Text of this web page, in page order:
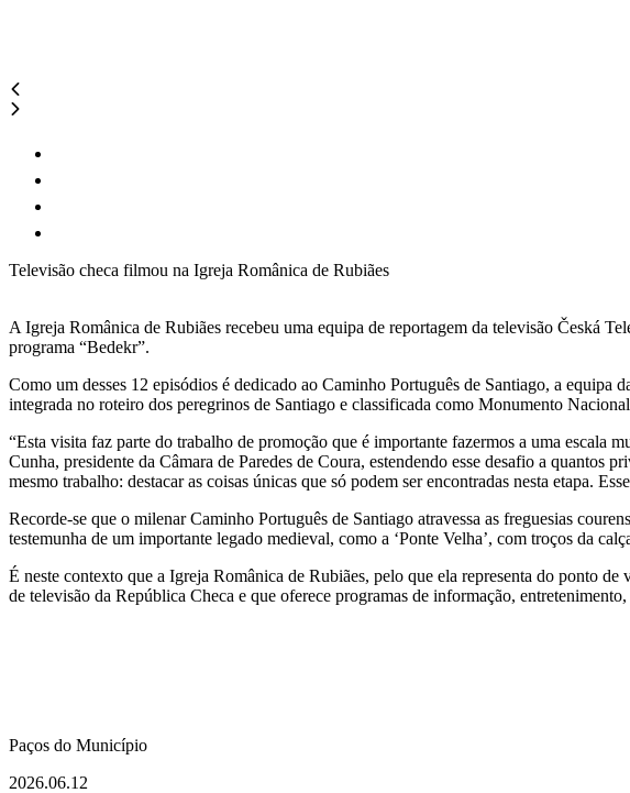
Televisão checa filmou na Igreja Românica de Rubiães
A Igreja Românica de Rubiães recebeu uma equipa de reportagem da televisão Česká
programa “Bedekr”.
Como um desses 12 episódios é dedicado ao Caminho Português de Santiago, a
integrada no roteiro dos peregrinos de Santiago e classificada como Monumento
“Esta visita faz parte do trabalho de promoção que é importante fazermos a uma escala
Cunha, presidente da Câmara de Paredes de Coura, estendendo esse desafio a quantos
mesmo trabalho: destacar as coisas únicas que só podem ser encontradas nesta etapa.
Recorde-se que o milenar Caminho Português de Santiago atravessa as freguesias
testemunha de um importante legado medieval, como a ‘Ponte Velha’, com troços da
É neste contexto que a Igreja Românica de Rubiães, pelo que ela representa do ponto
de televisão da República Checa e que oferece programas de informação,
Paços do Município
2026.06.12